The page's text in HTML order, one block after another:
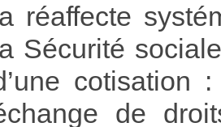
la réaffecte
la Sécurité
cotisation
de